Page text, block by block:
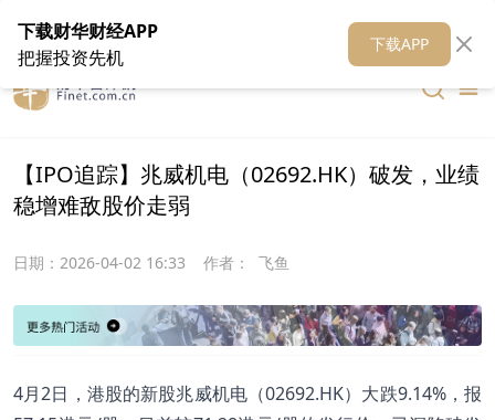
在线客服 关于我们 财华媒体矩阵 财华智库
【IPO追踪】兆威机电（02692.HK）破发，业绩
稳增难敌股价走弱
日期： 2026-04-02 16:33 作者： 飞鱼
4月2日，港股的新股兆威机电（02692.HK）大跌9.14%，报
下载财华财经APP
把握投资先机
下载APP